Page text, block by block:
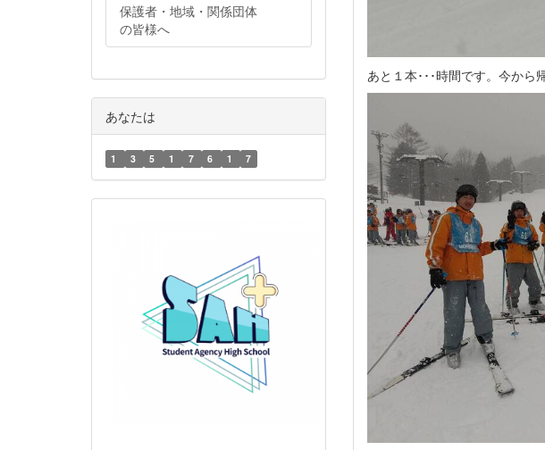
あと１本･･･時間です。今から
保護者・地域・関係団体
の皆様へ
あなたは
1 3 5 1 7 6 1 7